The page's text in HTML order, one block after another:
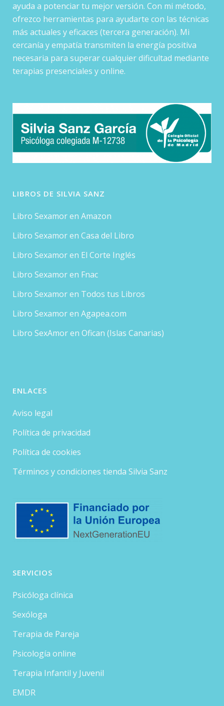
ayuda a potenciar tu mejor versión. Con mi método,
ofrezco herramientas para ayudarte con las técnicas
más actuales y eficaces (tercera generación). Mi
cercanía y empatía transmiten la energía positiva
necesaria para superar cualquier dificultad mediante
terapias presenciales y online.
LIBROS DE SILVIA SANZ
Libro Sexamor en Amazon
Libro Sexamor en Casa del Libro
Libro Sexamor en El Corte Inglés
Libro Sexamor en Fnac
Libro Sexamor en Todos tus Libros
Libro Sexamor en Agapea.com
Libro SexAmor en Ofican (Islas Canarias)
ENLACES
Aviso legal
Política de privacidad
Política de cookies
Términos y condiciones tienda Silvia Sanz
SERVICIOS
Psicóloga clínica
Sexóloga
Terapia de Pareja
Psicología online
Terapia Infantil y Juvenil
EMDR